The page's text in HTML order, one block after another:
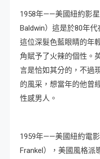
1958年——美國紐約影
Baldwin）這是於80年
這位深髮色藍眼睛的年
角賦予了火辣的個性。
言是恰如其分的，不過
的風采，想當年的他曾
性感男人。
1959年——美國紐約電影
Frankel），美國風格派